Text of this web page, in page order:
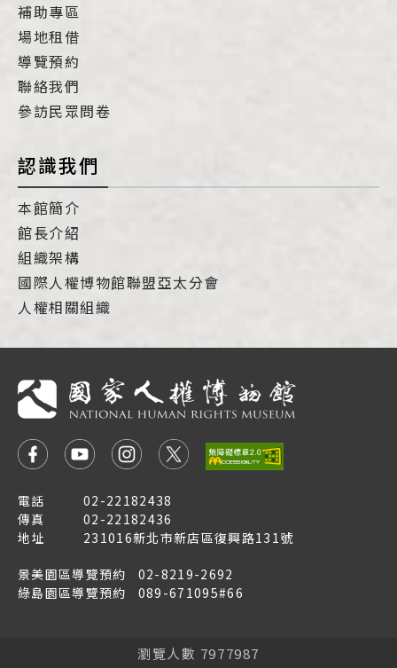
補助專區
場地租借
導覽預約
聯絡我們
參訪民眾問卷
認識我們
本館簡介
館長介紹
組織架構
國際人權博物館聯盟亞太分會
人權相關組織
電話
02-22182438
傳真
02-22182436
地址
231016新北市新店區復興路131號
景美園區導覽預約
02-8219-2692
綠島園區導覽預約
089-671095#66
瀏覽人數 7977987